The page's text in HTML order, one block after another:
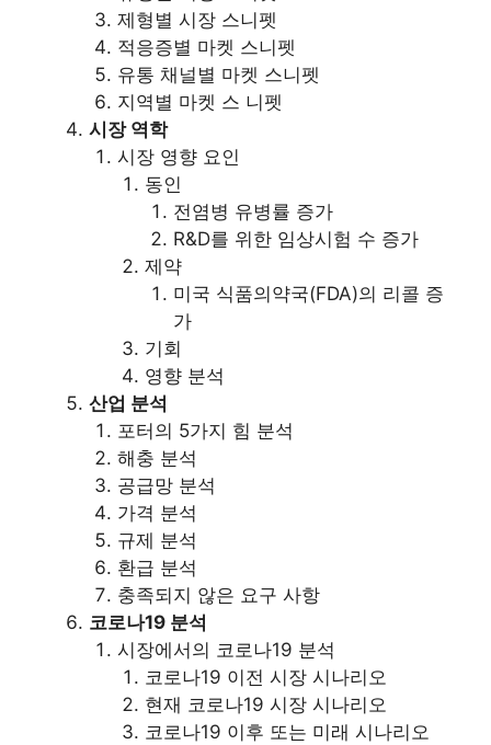
제형별 시장 스니펫
적응증별 마켓 스니펫
유통 채널별 마켓 스니펫
지역별 마켓 스 니펫
시장 역학
시장 영향 요인
동인
전염병 유병률 증가
R&D를 위한 임상시험 수 증가
제약
미국 식품의약국(FDA)의 리콜 증
가
기회
영향 분석
산업 분석
포터의 5가지 힘 분석
해충 분석
공급망 분석
가격 분석
규제 분석
환급 분석
충족되지 않은 요구 사항
코로나19 분석
시장에서의 코로나19 분석
코로나19 이전 시장 시나리오
현재 코로나19 시장 시나리오
코로나19 이후 또는 미래 시나리오